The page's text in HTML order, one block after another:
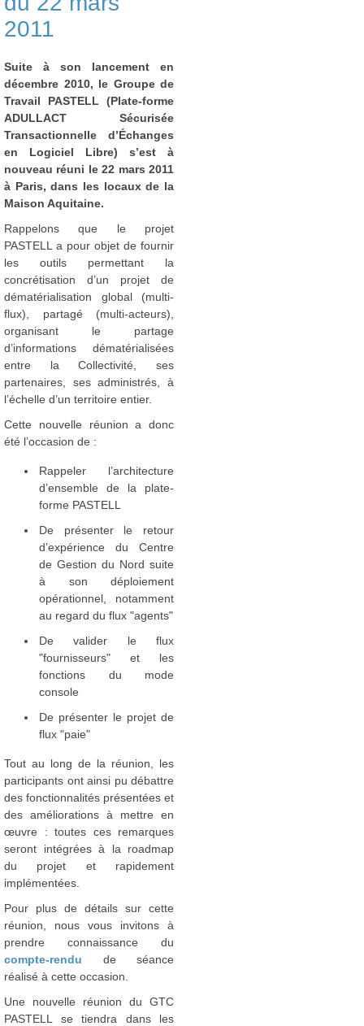
2011
Suite à son lancement en
décembre 2010, le Groupe de
Travail PASTELL (Plate-forme
ADULLACT Sécurisée
Transactionnelle d’Échanges
en Logiciel Libre) s’est à
nouveau réuni le 22 mars 2011
à Paris, dans les locaux de la
Maison Aquitaine.
Rappelons que le projet
PASTELL a pour objet de fournir
les outils permettant la
concrétisation d’un projet de
dématérialisation global (multi-
flux), partagé (multi-acteurs),
organisant le partage
d’informations dématérialisées
entre la Collectivité, ses
partenaires, ses administrés, à
l’échelle d’un territoire entier.
Cette nouvelle réunion a donc
été l’occasion de :
Rappeler l’architecture
d’ensemble de la plate-
forme PASTELL
De présenter le retour
d’expérience du Centre
de Gestion du Nord suite
à son déploiement
opérationnel, notamment
au regard du flux "agents"
De valider le flux
"fournisseurs" et les
fonctions du mode
console
De présenter le projet de
flux "paie"
Tout au long de la réunion, les
participants ont ainsi pu débattre
des fonctionnalités présentées et
des améliorations à mettre en
œuvre : toutes ces remarques
seront intégrées à la roadmap
du projet et rapidement
implémentées.
Pour plus de détails sur cette
réunion, nous vous invitons à
prendre connaissance du
compte-rendu de séance
réalisé à cette occasion.
Une nouvelle réunion du GTC
PASTELL se tiendra dans les